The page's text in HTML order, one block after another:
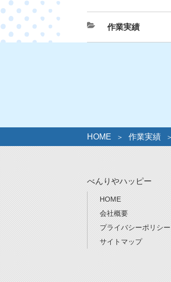
カ
テ
作業実績
HOME 作業実績
べんりやハッピー
HOME
会社概要
プライバシーポリシー
サイトマップ